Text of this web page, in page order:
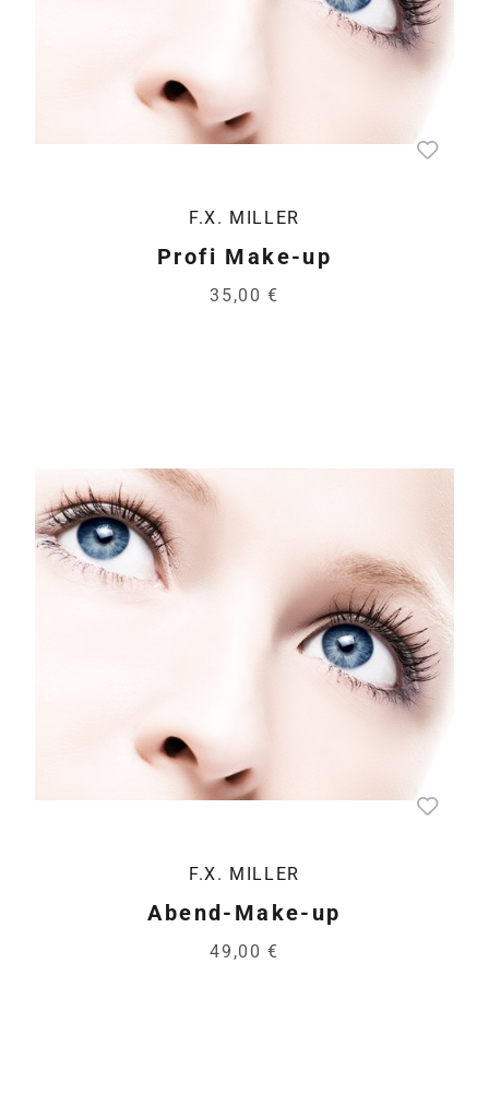
F.X. MILLER
Profi Make-up
35,00 €
F.X. MILLER
Abend-Make-up
49,00 €